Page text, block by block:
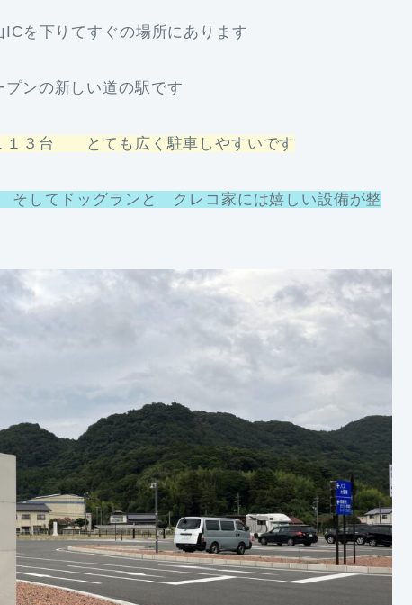
を下りてすぐの場所にあります
ンの新しい道の駅です
台 とても広く駐車しやすいです
してドッグランと クレコ家には嬉しい設備が整